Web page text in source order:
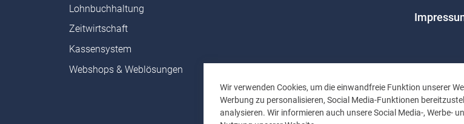
Wir verwenden Cookies, um die einwandfreie Funktion unserer
Werbung zu personalisieren, Social Media-Funktionen
analysieren. Wir informieren auch unsere Social Media-, Werbe-
Lohnbuchhaltung
Zeitwirtschaft
Kassensystem
Webshops & Weblösungen